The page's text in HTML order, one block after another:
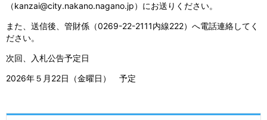
（kanzai@city.nakano.nagano.jp）にお送りください。
また、送信後、管財係（0269-22-2111内線222）へ電話連絡してく
ださい。
次回、入札公告予定日
2026年５月22日（金曜日） 予定